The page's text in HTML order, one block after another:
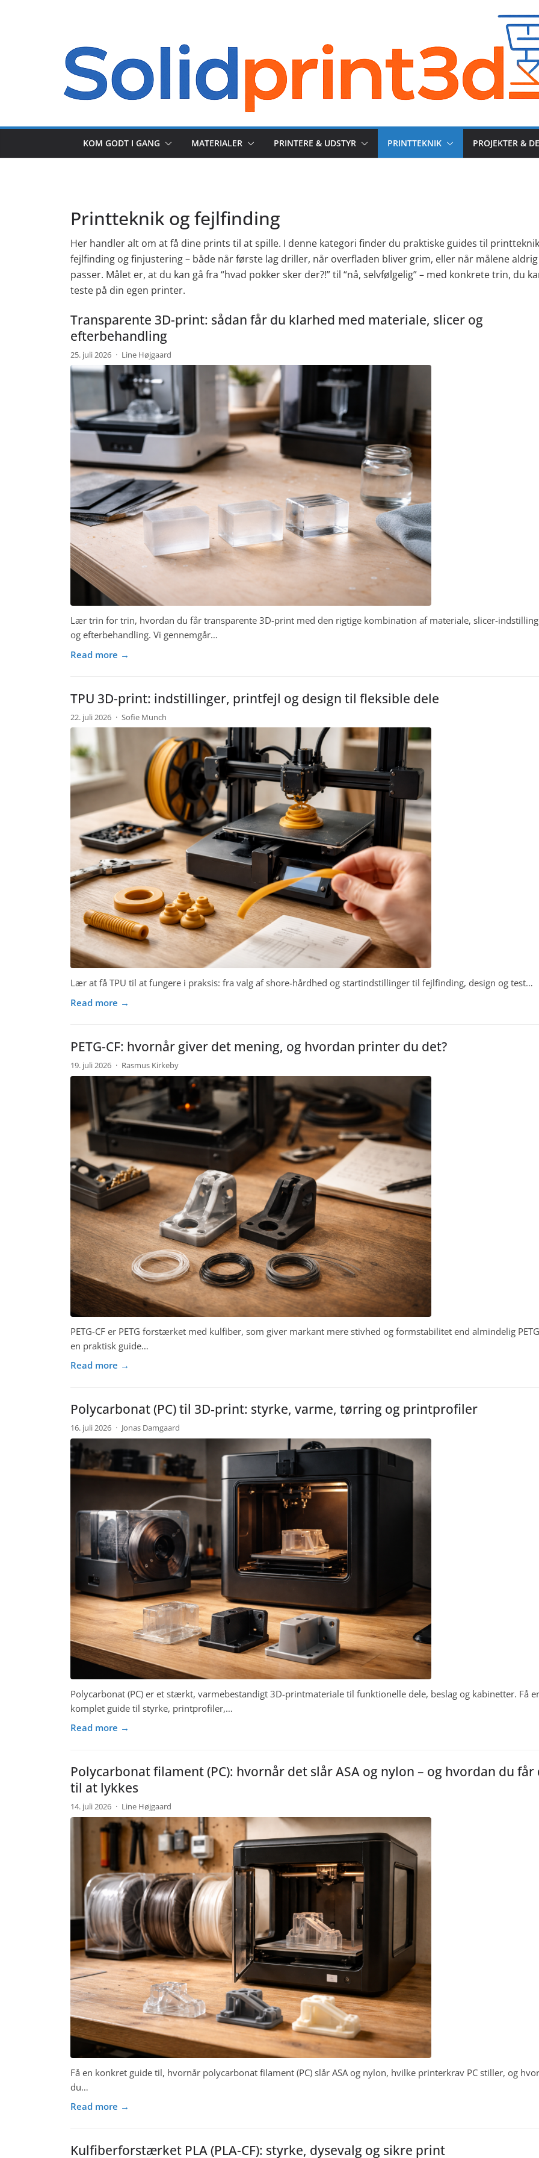
KOM GODT I GANG MATERIALER PRINTERE & UDSTYR PRINTTEKNIK PROJEKTER &
Printteknik og fejlfinding
Her handler alt om at få dine prints til at spille. I denne kategori finder du praktiske guides til
fejlfinding og finjustering – både når første lag driller, når overfladen bliver grim, eller når målene
passer. Målet er, at du kan gå fra “hvad pokker sker der?!” til “nå, selvfølgelig” – med konkrete trin, du
teste på din egen printer.
Transparente 3D-print: sådan får du klarhed med materiale, slicer og
efterbehandling
25. juli 2026 · Line Højgaard
Lær trin for trin, hvordan du får transparente 3D-print med den rigtige kombination af materiale, slicer-
og efterbehandling. Vi gennemgår…
Read more →
TPU 3D-print: indstillinger, printfejl og design til fleksible dele
22. juli 2026 · Sofie Munch
Lær at få TPU til at fungere i praksis: fra valg af shore-hårdhed og startindstillinger til fejlfinding, design og test…
Read more →
PETG-CF: hvornår giver det mening, og hvordan printer du det?
19. juli 2026 · Rasmus Kirkeby
PETG-CF er PETG forstærket med kulfiber, som giver markant mere stivhed og formstabilitet end almindelig
en praktisk guide…
Read more →
Polycarbonat (PC) til 3D‑print: styrke, varme, tørring og printprofiler
16. juli 2026 · Jonas Damgaard
Polycarbonat (PC) er et stærkt, varmebestandigt 3D-printmateriale til funktionelle dele, beslag og kabinetter. Få
komplet guide til styrke, printprofiler,…
Read more →
Polycarbonat filament (PC): hvornår det slår ASA og nylon – og hvordan du får
til at lykkes
14. juli 2026 · Line Højgaard
Få en konkret guide til, hvornår polycarbonat filament (PC) slår ASA og nylon, hvilke printerkrav PC stiller, og
du…
Read more →
Kulfiberforstærket PLA (PLA-CF): styrke, dysevalg og sikre print